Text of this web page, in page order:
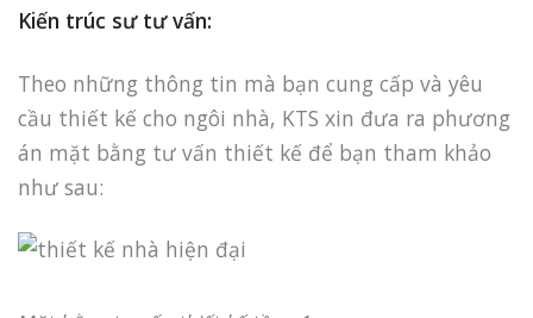
Kiến trúc sư tư vấn:
Theo những thông tin mà bạn cung cấp và yêu
cầu thiết kế cho ngôi nhà, KTS xin đưa ra phương
án mặt bằng tư vấn thiết kế để bạn tham khảo
như sau: